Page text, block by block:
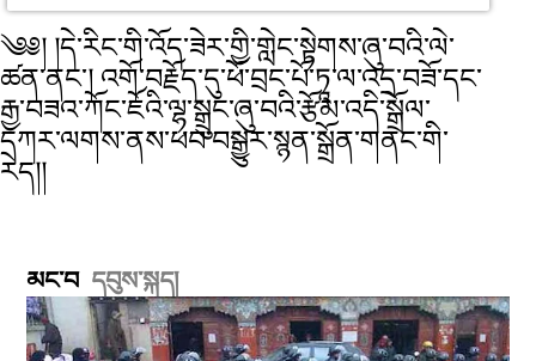
༄༅། །དེ་རིང་གི་འོད་ཟེར་གྱི་གླེང་སྟེགས་ཞུ་བའི་ལེ་
ཚན་ནང་། འགོ་བརྗོད་དུ་ཕོ་བྲང་པོ་ཏཱ་ལ་འདྲ་བཟོ་དང་
རྒྱ་བཟའ་ཀོང་ཇོའི་ལྷ་སྒྲུང་ཞུ་བའི་རྩོམ་འདི་སྒྲོལ་
དཀར་ལགས་ནས་ཕབ་བསྒྱུར་སྙན་སྒྲོན་གནང་གི་
རེད།།
མང་བ དབུས་སྐད།